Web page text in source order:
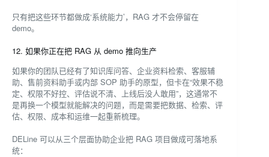
只有把这些环节都做成‘系统能力’，RAG 才不会停留在
demo。
12. 如果你正在把 RAG 从 demo 推向生产
如果你的团队已经有了知识库问答、企业资料检索、客服辅
助、售前资料助手或内部 SOP 助手的原型，但卡在“效果不稳
定、权限不好控、评估说不清、上线后没人敢用”，这通常不
是再换一个模型就能解决的问题，而是需要把数据、检索、评
估、权限、成本和运维一起重新梳理。
DELine 可以从三个层面协助企业把 RAG 项目做成可落地系
统：